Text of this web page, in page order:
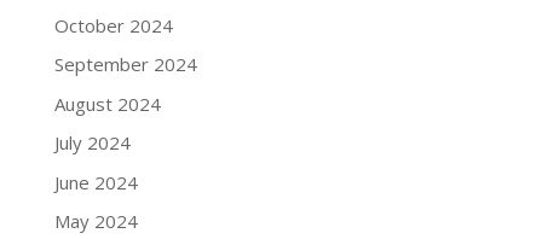
October 2024
September 2024
August 2024
July 2024
June 2024
May 2024